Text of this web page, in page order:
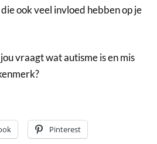
ook veel invloed hebben op je
vraagt wat autisme is en mis
Pinterest